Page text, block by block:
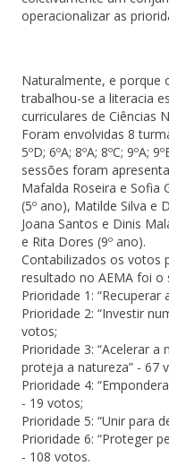
operacionalizar as
Naturalmente, e porque
trabalhou-se a literacia
curriculares de Ciências
Foram envolvidas 8
5ºD; 6ºA; 8ºA; 8ºC; 9ºA;
sessões foram
Mafalda Roseira e Sofia
(5º ano), Matilde Silva e
Joana Santos e Dinis
e Rita Dores (9º ano).
Contabilizados os votos
resultado no AEMA foi o
Prioridade 1:
Prioridade 2: “Investir
votos;
Prioridade 3: “Acelerar
proteja a natureza” - 67
Prioridade 4:
- 19 votos;
Prioridade 5: “Unir para
Prioridade 6: “Proteger
- 108 votos.